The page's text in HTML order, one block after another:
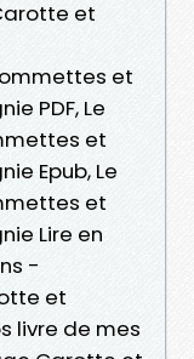
et
et
PDF, Le
et
Epub, Le
et
Lire en
-
et
livre de mes